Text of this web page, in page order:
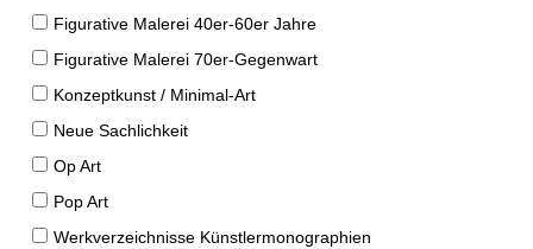
Figurative Malerei 40er-60er Jahre
Figurative Malerei 70er-Gegenwart
Konzeptkunst / Minimal-Art
Neue Sachlichkeit
Op Art
Pop Art
Werkverzeichnisse Künstlermonographien